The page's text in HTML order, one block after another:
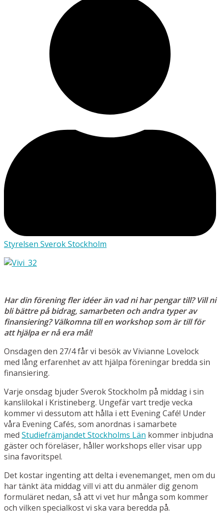
Styrelsen Sverok Stockholm
Har din förening fler idéer än vad ni har pengar till? Vill ni
bli bättre på bidrag, samarbeten och andra typer av
finansiering? Välkomna till en workshop som är till för
att hjälpa er nå era mål!
Onsdagen den 27/4 får vi besök av Vivianne Lovelock
med lång erfarenhet av att hjälpa föreningar bredda sin
finansiering.
Varje onsdag bjuder Sverok Stockholm på middag i sin
kanslilokal i Kristineberg. Ungefär vart tredje vecka
kommer vi dessutom att hålla i ett Evening Café! Under
våra Evening Cafés, som anordnas i samarbete
med Studiefrämjandet Stockholms Län kommer inbjudna
gäster och föreläser, håller workshops eller visar upp
sina favoritspel.
Det kostar ingenting att delta i evenemanget, men om du
har tänkt äta middag vill vi att du anmäler dig genom
formuläret nedan, så att vi vet hur många som kommer
och vilken specialkost vi ska vara beredda på.